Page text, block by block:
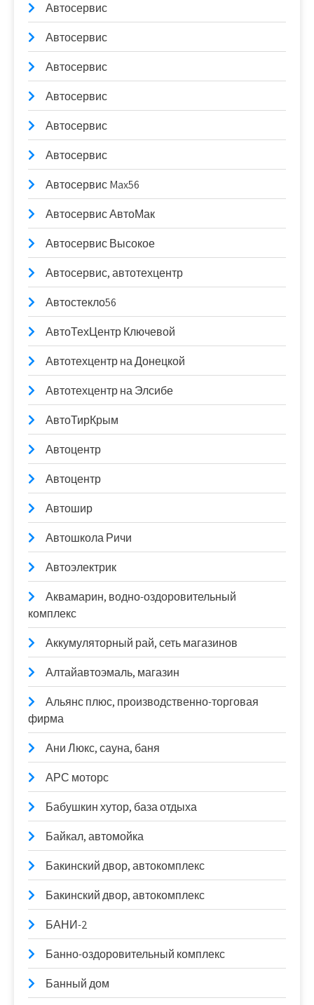
Автосервис
Автосервис
Автосервис
Автосервис
Автосервис
Автосервис
Автосервис Max56
Автосервис АвтоМак
Автосервис Высокое
Автосервис, автотехцентр
Автостекло56
АвтоТехЦентр Ключевой
Автотехцентр на Донецкой
Автотехцентр на Элсибе
АвтоТирКрым
Автоцентр
Автоцентр
Автошир
Автошкола Ричи
Автоэлектрик
Аквамарин, водно-оздоровительный
комплекс
Аккумуляторный рай, сеть магазинов
Алтайавтоэмаль, магазин
Альянс плюс, производственно-торговая
фирма
Ани Люкс, сауна, баня
АРС моторс
Бабушкин хутор, база отдыха
Байкал, автомойка
Бакинский двор, автокомплекс
Бакинский двор, автокомплекс
БАНИ-2
Банно-оздоровительный комплекс
Банный дом